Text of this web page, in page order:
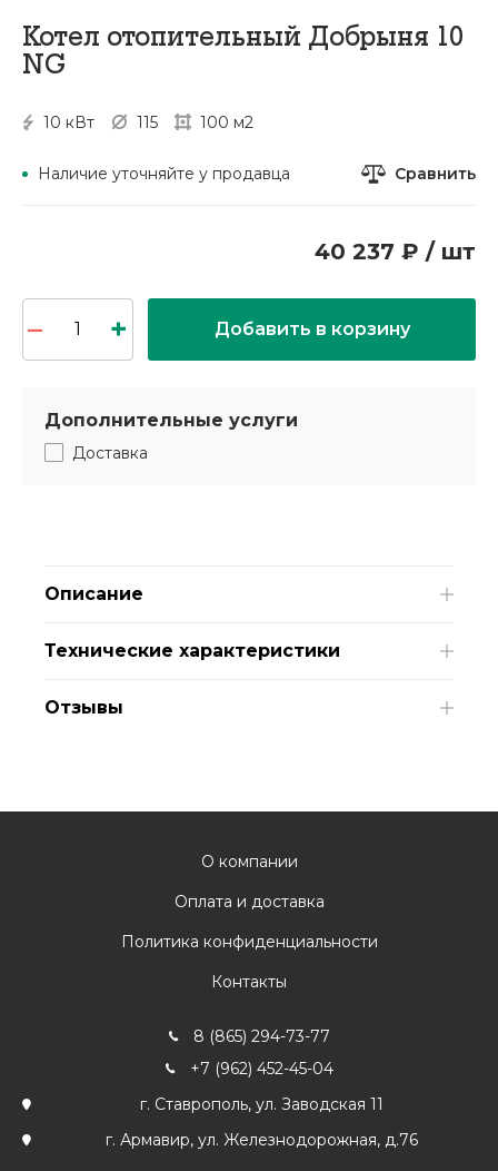
Котел отопительный Добрыня 10
NG
10 кВт 115 100 м2
Наличие уточняйте у продавца Сравнить
40 237 ₽ / шт
Добавить в корзину
Дополнительные услуги
Доставка
Описание
Технические характеристики
Отзывы
О компании
Оплата и доставка
Политика конфиденциальности
Контакты
8 (865) 294-73-77
+7 (962) 452-45-04
г. Ставрополь, ул. Заводская 11
г. Армавир, ул. Железнодорожная, д.76